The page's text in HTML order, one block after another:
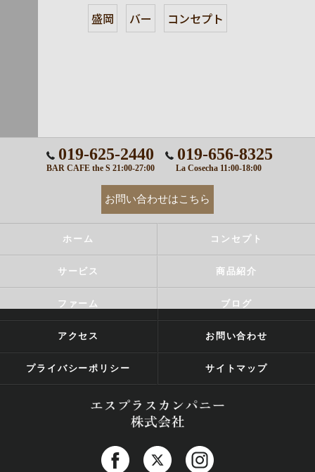
盛岡 バー コンセプト
019-625-2440
BAR CAFE the S 21:00-27:00
019-656-8325
La Cosecha 11:00-18:00
お問い合わせはこちら
ホーム コンセプト
サービス 商品紹介
ファーム ブログ
アクセス お問い合わせ
プライバシーポリシー サイトマップ